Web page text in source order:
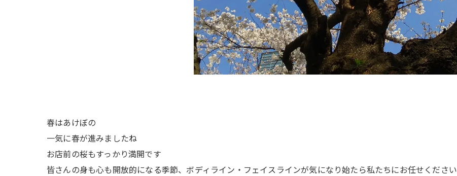
春はあけぼの
一気に春が進みましたね
お店前の桜もすっかり満開です
皆さんの身も心も開放的になる季節、ボディライン・フェイスラインが気になり始たら私たちにお任せください